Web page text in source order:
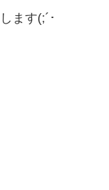
ます(;´･